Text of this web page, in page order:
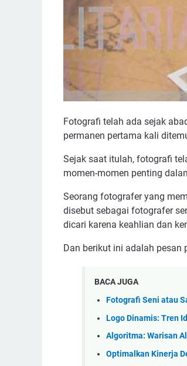
Fotografi telah ada sejak
permanen pertama kali
Sejak saat itulah, fotografi
momen-momen penting
Seorang fotografer yang
disebut sebagai fotografer
dicari karena keahlian dan
Dan berikut ini adalah
BACA JUGA
Fotografi Seni atau
Logo Dinamis: Tren
Algoritma: Warisan
Optimalkan Kinerja